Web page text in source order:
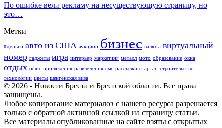
По ошибке вели рекламу на несуществующую страницу, но
это…
Метки
#деньги авто из США аукцион бизнес валюта виртуальный
номер гаджеты игра интерьер маркетинг металл мото образование окна
отдых офис приложения развлечения смс-рассылки стартап строительство
технологии цветы шенгенская виза
© 2026 - Новости Бреста и Брестской области. Все права
защищены.
Любое копирование материалов с нашего ресурса разрешается
только с обратной активной ссылкой на страницу статьи.
Все материалы опубликованные на сайте взяты с открытых